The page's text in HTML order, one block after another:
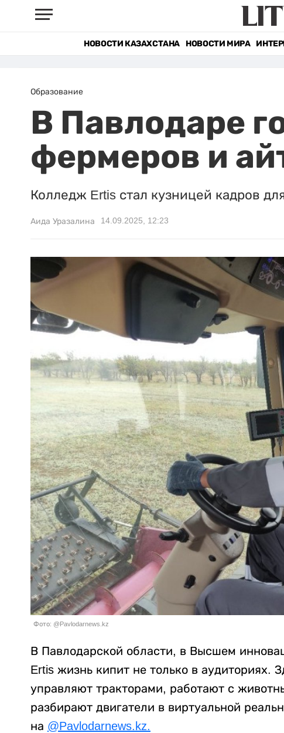
НОВОСТИ КАЗАХСТАНА НОВОСТИ МИРА
Образование
В Павлодаре
фермеров и
Колледж Ertis стал кузницей кадров
Аида Уразалина 14.09.2025, 12:23
Фото: @Pavlodarnews.kz
В Павлодарской области, в Высшем
Ertis жизнь кипит не только в аудиториях.
управляют тракторами, работают с
разбирают двигатели в виртуальной
на @Pavlodarnews.kz.